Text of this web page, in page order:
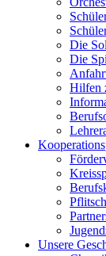
Die
Die
Hilfen
Pflitsch
Unsere